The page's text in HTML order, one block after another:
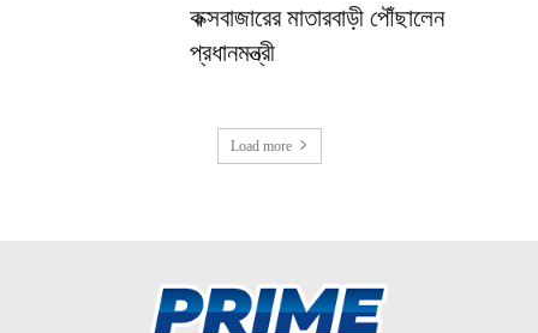
কক্সবাজারের মাতারবাড়ী পৌঁছালেন
প্রধানমন্ত্রী
Load more